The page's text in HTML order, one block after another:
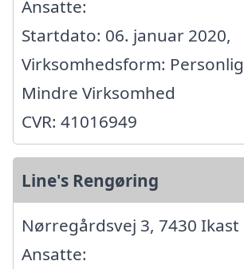
Ansatte:
Startdato: 06. januar 2020,
Virksomhedsform:
Mindre Virksomhed
CVR: 41016949
Line's Rengøring
Nørregårdsvej 3, 7430 Ikast
Ansatte: